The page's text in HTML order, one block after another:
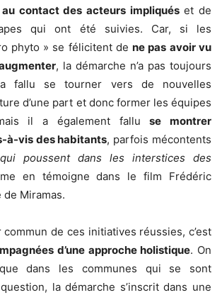
contact des acteurs impliquéset de
qui ont été suivies. Car, si les
phyto » se félicitent dene pas avoir vu
, la démarche n’a pas toujours
fallu se tourner vers de nouvelles
d’une part et donc former les équipes
mais il a également falluse montrer
à-vis des habitants, parfois mécontents
poussent dans les interstices des
en témoigne dans le film Frédéric
Miramas.
commun de ces initiatives réussies, c’est
d’une approche holistique. On
dans les communes qui se sont
la démarche s’inscrit dans une